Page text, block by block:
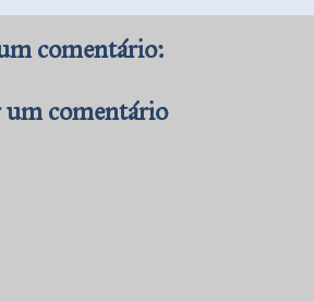
comentário:
um comentário